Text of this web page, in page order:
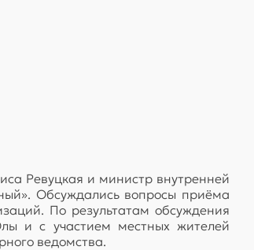
Ревуцкая и министр внутренней
Обсуждались вопросы приёма
По результатам обсуждения
и с участием местных жителей
ведомства.